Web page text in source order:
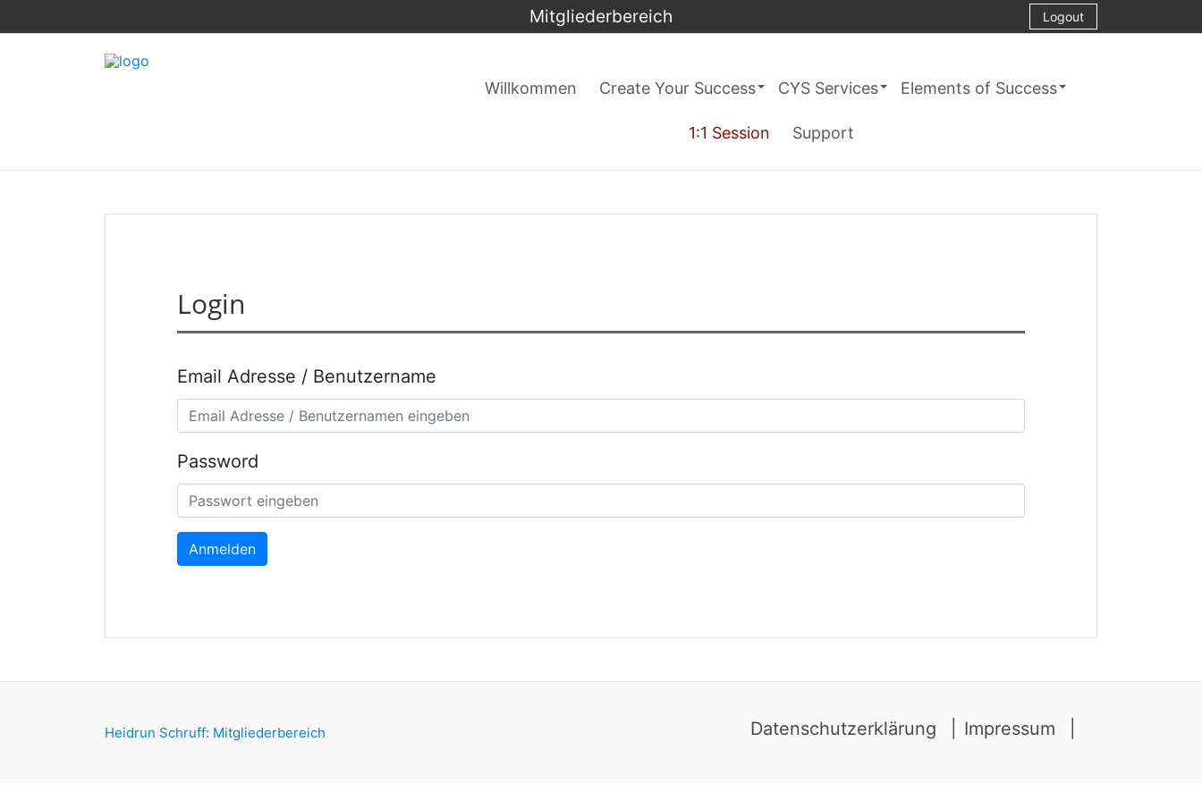
Mitgliederbereich Logout
Willkommen Create Your Success CYS Services Elements of Success
1:1 Session Support
Login
Email Adresse / Benutzername
Password
Anmelden
Heidrun Schruff: Mitgliederbereich Datenschutzerklärung Impressum